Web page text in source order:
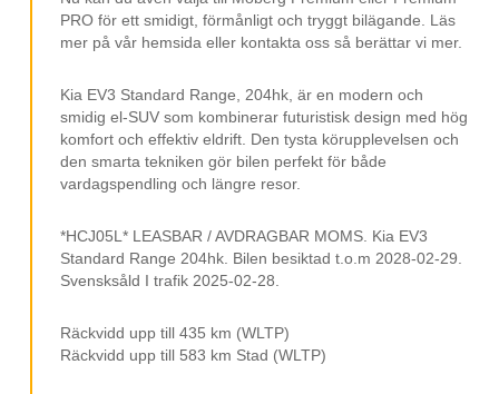
Multifunktionsratt
Döda vinkel-varning
Uppmärksamhetsvarning
Touch Display
2 zon klimatanläggning/ACC
Elspeglar
Avbländande backspegel
USB-C uttag
PRO för ett smidigt, förmånligt och tryggt bilägande. Läs
mer på vår hemsida eller kontakta oss så berättar vi mer.
Kia EV3 Standard Range, 204hk, är en modern och
smidig el-SUV som kombinerar futuristisk design med hög
komfort och effektiv eldrift. Den tysta körupplevelsen och
den smarta tekniken gör bilen perfekt för både
vardagspendling och längre resor.
*HCJ05L* LEASBAR / AVDRAGBAR MOMS. Kia EV3
Standard Range 204hk. Bilen besiktad t.o.m 2028-02-29.
Svensksåld I trafik 2025-02-28.
Räckvidd upp till 435 km (WLTP)
Räckvidd upp till 583 km Stad (WLTP)